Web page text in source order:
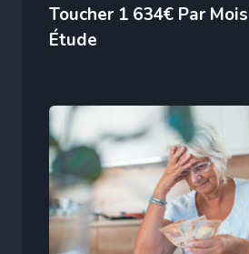
Toucher 1 634€ Par
Étude